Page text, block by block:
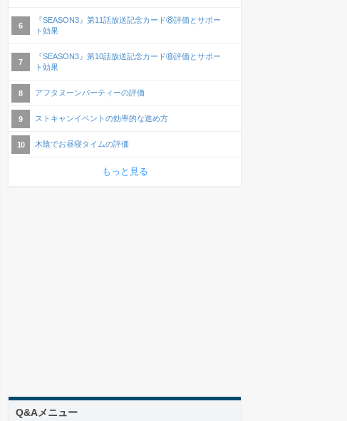
『SEASON3』第11話放送記念カード⑧評価とサポー
ト効果
『SEASON3』第10話放送記念カード⑧評価とサポー
ト効果
アフタヌーンパーティーの評価
ストキャンイベントの効率的な進め方
木陰でお昼寝タイムの評価
もっと見る
Q&Aメニュー